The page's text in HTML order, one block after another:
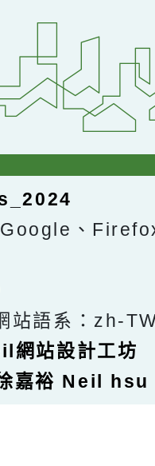
Google、
站語系：zh-
網站設計工坊
嘉裕 Neil hsu